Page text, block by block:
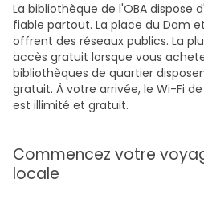
La bibliothèque de l'OBA dispose
fiable partout. La place du Dam
offrent des réseaux publics. La
accès gratuit lorsque vous
bibliothèques de quartier
gratuit. À votre arrivée, le Wi-Fi
est illimité et gratuit.
Commencez votre
locale